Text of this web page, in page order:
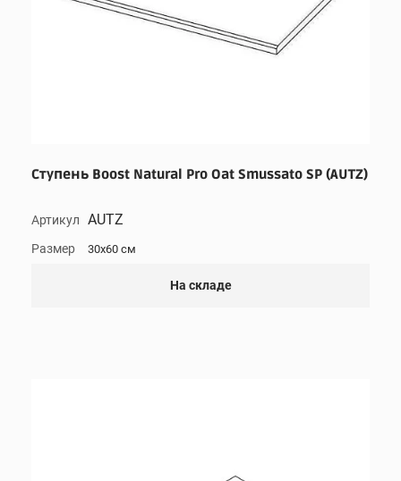
Ступень Boost Natural Pro Oat Smussato SP (AUTZ)
Артикул AUTZ
Размер 30x60 см
На складе